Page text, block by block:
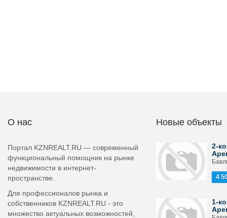
О нас
Портал KZNREALT.RU — современный
функциональный помощник на рынке
недвижимости в интернет-
пространстве.
Для профессионалов рынка и
собственников KZNREALT.RU - это
множество актуальных возможностей,
Новые объекты
2-
4
1-